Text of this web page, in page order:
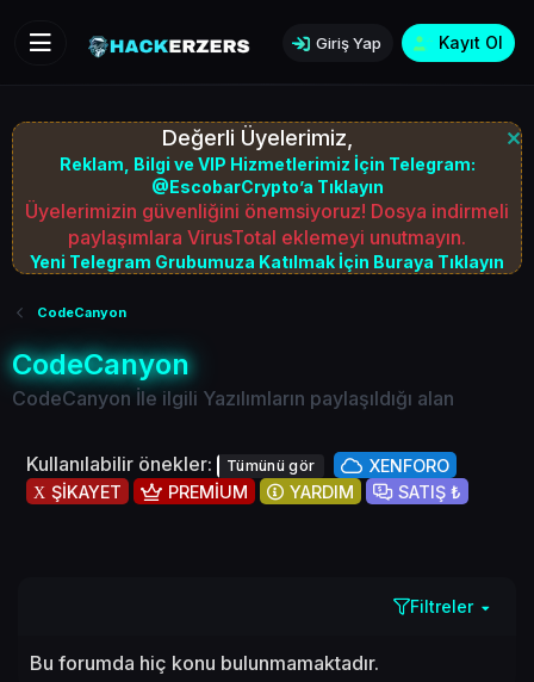
Giriş Yap Kayıt Ol
Değerli Üyelerimiz,
Reklam, Bilgi ve VIP Hizmetlerimiz İçin Telegram:
@EscobarCrypto’a Tıklayın
Üyelerimizin güvenliğini önemsiyoruz! Dosya indirmeli
paylaşımlara VirusTotal eklemeyi unutmayın.
Yeni Telegram Grubumuza Katılmak İçin Buraya Tıklayın
CodeCanyon
CodeCanyon
CodeCanyon İle ilgili Yazılımların paylaşıldığı alan
Kullanılabilir önekler: Tümünü gör
XENFORO
ŞİKAYET
PREMİUM YARDIM SATIŞ ₺
Filtreler
Bu forumda hiç konu bulunmamaktadır.